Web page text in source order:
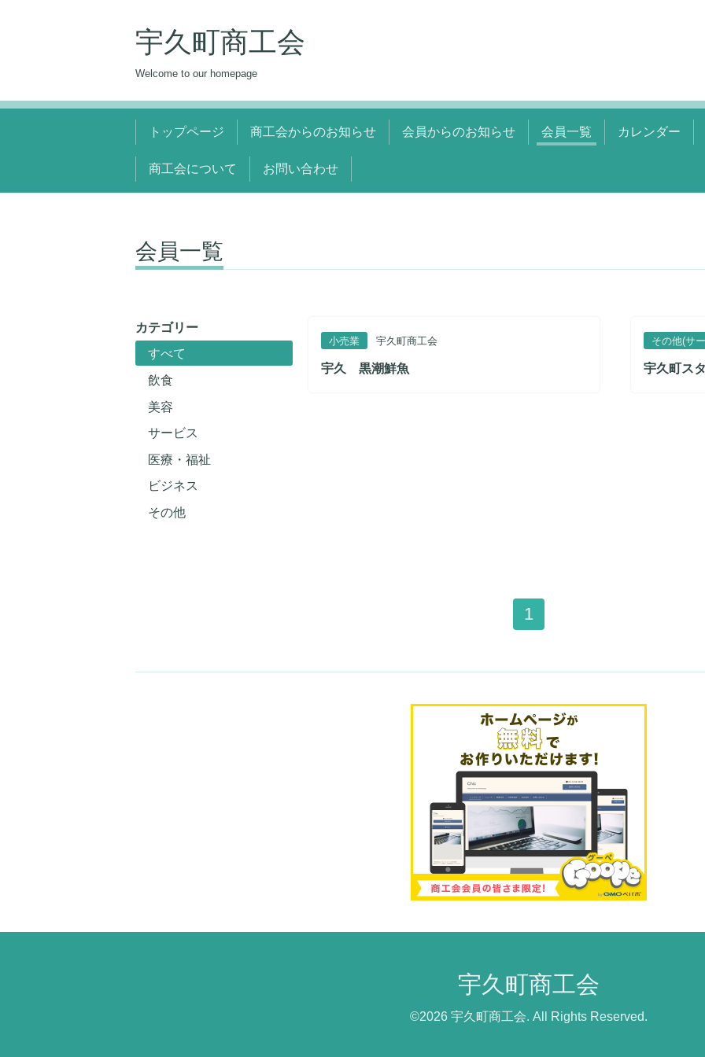
宇久町商工会
Welcome to our homepage
トップページ 商工会からのお知らせ 会員からのお知らせ 会員一覧 カレンダー
商工会について お問い合わせ
会員一覧
カテゴリー
すべて
飲食
美容
サービス
医療・福祉
ビジネス
その他
小売業 宇久町商工会
宇久 黒潮鮮魚
その他(サ
宇久町ス
1
宇久町商工会
©2026 宇久町商工会. All Rights Reserved.